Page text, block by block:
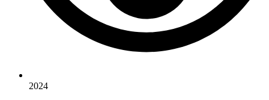
2024